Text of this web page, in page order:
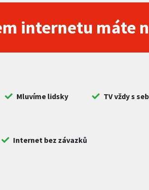
internetu máte
Mluvíme lidsky TV vždy s
Internet bez závazků